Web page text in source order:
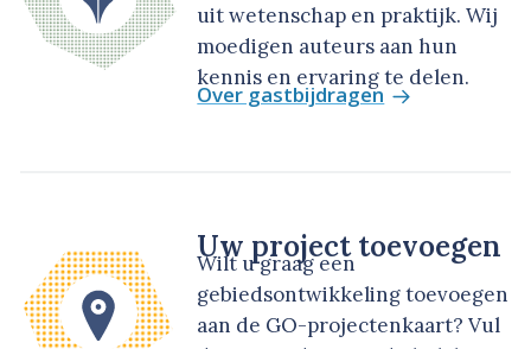
uit wetenschap en praktijk. Wij
moedigen auteurs aan hun
kennis en ervaring te delen.
Over gastbijdragen
Uw project toevoegen
Wilt u graag een
gebiedsontwikkeling toevoegen
aan de GO-projectenkaart? Vul